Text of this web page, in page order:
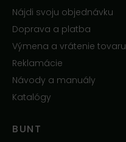
Nájdi svoju objednávku
Doprava a platba
Výmena a vrátenie tovaru
Reklamácie
Návody a manuály
Katalógy
BUNT